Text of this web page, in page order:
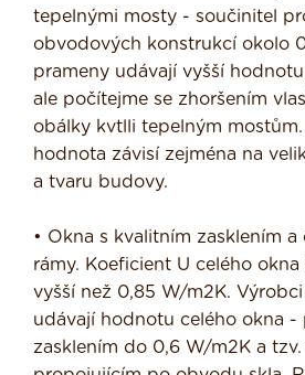
tepelnými mosty - součinitel
obvo­dových konstrukcí okolo
prameny udávají vyšší
ale počítejme se zhor­šením
obálky kvtlli tepelným
hodnota závisí zejména na
a tvaru budovy.
• Okna s kvalitním zasklením a
rámy. Koeficient U celého
vyšší než 0,85 W/m2K.
udávají hodnotu celého okna -
zasklením do 0,6 W/m2K a